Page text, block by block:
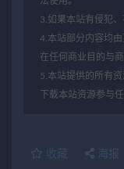
3.如果本站有侵犯
4.本站部分内容均
在任何商业目的与商
5.本站提供的所有
下载本站资源参与
收藏 海报